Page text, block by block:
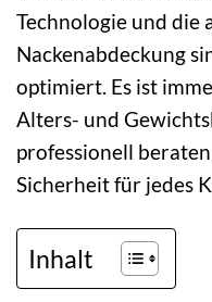
Technologie und die
Nackenabdeckung
optimiert. Es ist
Alters- und
professionell
Sicherheit für jedes
Inhalt